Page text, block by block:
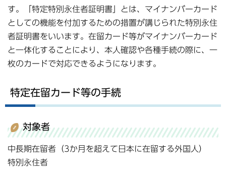
す。「特定特別永住者証明書」とは、マイナンバーカード
としての機能を付加するための措置が講じられた特別永住
者証明書をいいます。在留カード等がマイナンバーカード
と一体化することにより、本人確認や各種手続の際に、一
枚のカードで対応できるようになります。
特定在留カード等の手続
対象者
中長期在留者（3か月を超えて日本に在留する外国人）
特別永住者